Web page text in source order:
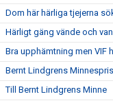
Dom här härliga tjejerna
Härligt gäng vände och
Bra upphämtning men VIF
Bernt Lindgrens
Till Bernt Lindgrens Minne